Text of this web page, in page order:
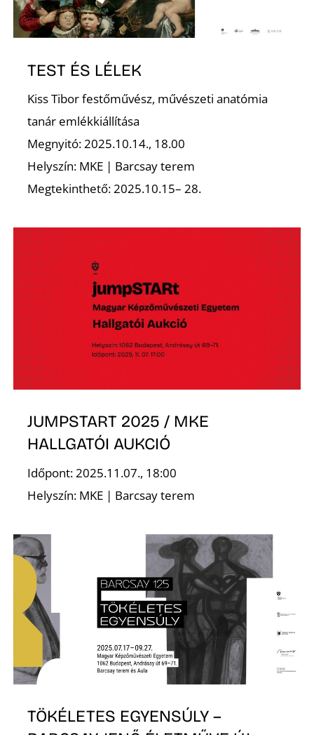
TEST ÉS LÉLEK
Kiss Tibor festőművész, művészeti anatómia
tanár emlékkiállítása
Megnyitó: 2025.10.14., 18.00
Helyszín: MKE | Barcsay terem
Megtekinthető: 2025.10.15– 28.
JUMPSTART 2025 / MKE
HALLGATÓI AUKCIÓ
Időpont: 2025.11.07., 18:00
Helyszín: MKE | Barcsay terem
TÖKÉLETES EGYENSÚLY –